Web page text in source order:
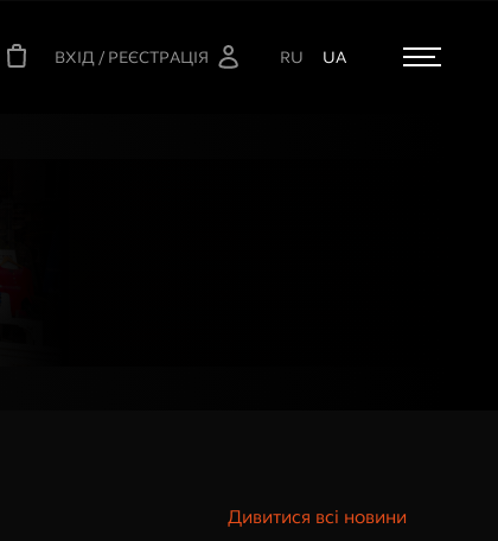
ВХІД / РЕЄСТРАЦІЯ RU UA
Дивитися всі новини